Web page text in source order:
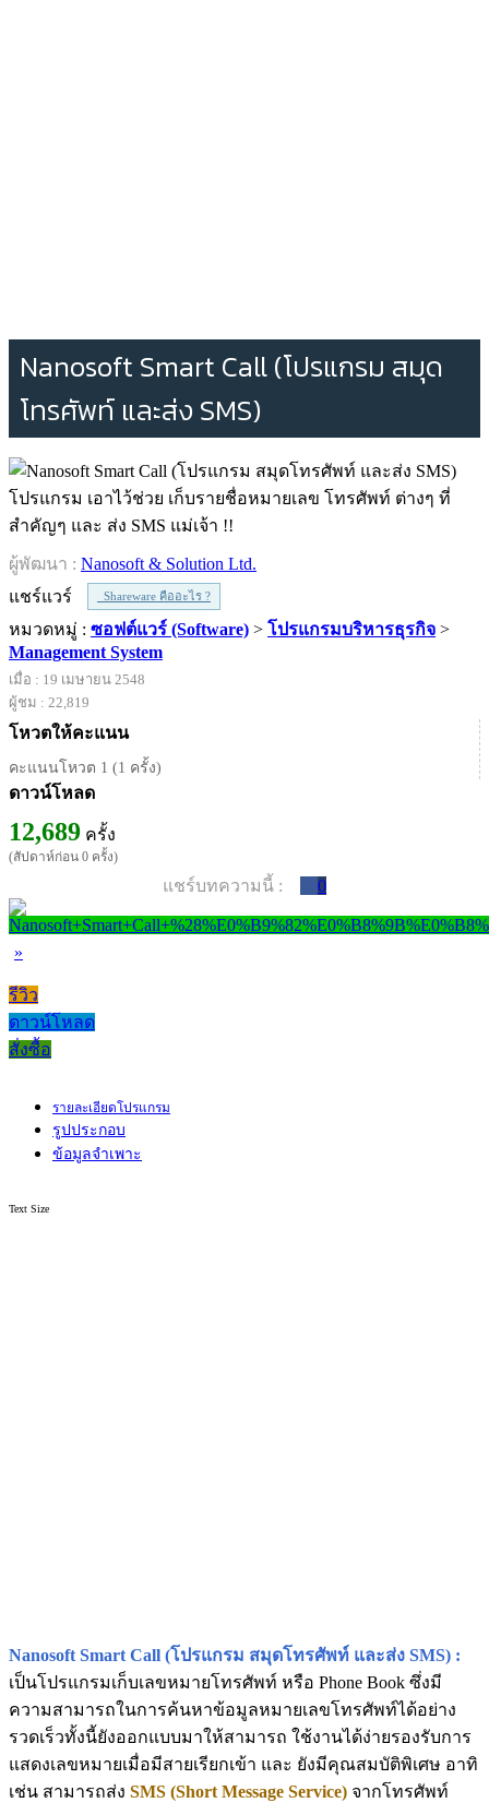
Nanosoft Smart Call (โปรแกรม สมุด
โทรศัพท์ และส่ง SMS)
โปรแกรม เอาไว้ช่วย เก็บรายชื่อหมายเลข โทรศัพท์ ต่างๆ ที่
สำคัญๆ และ ส่ง SMS แม่เจ้า !!
ผู้พัฒนา : Nanosoft & Solution Ltd.
แชร์แวร์
Shareware คืออะไร ?
หมวดหมู่ : ซอฟต์แวร์ (Software) > โปรแกรมบริหารธุรกิจ >
Management System
เมื่อ : 19 เมษายน 2548
ผู้ชม : 22,819
โหวตให้คะแนน
คะแนนโหวต 1 (1 ครั้ง)
ดาวน์โหลด
12,689 ครั้ง
(สัปดาห์ก่อน 0 ครั้ง)
แชร์บทความนี้ : 0
»
รีวิว
ดาวน์โหลด
สั่งซื้อ
รายละเอียดโปรแกรม
รูปประกอบ
ข้อมูลจำเพาะ
Text Size
Nanosoft Smart Call (โปรแกรม สมุดโทรศัพท์ และส่ง SMS) :
เป็นโปรแกรมเก็บเลขหมายโทรศัพท์ หรือ Phone Book ซึ่งมี
ความสามารถในการค้นหาข้อมูลหมายเลขโทรศัพท์ได้อย่าง
รวดเร็วทั้งนี้ยังออกแบบมาให้สามารถ ใช้งานได้ง่ายรองรับการ
แสดงเลขหมายเมื่อมีสายเรียกเข้า และ ยังมีคุณสมบัติพิเศษ อาทิ
เช่น สามารถส่ง SMS (Short Message Service) จากโทรศัพท์